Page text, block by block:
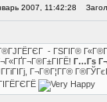
2007, 11:42:28
- ГЅГІГ®
Г…Гѕ
Г¬Г®Г¦Г­Г®